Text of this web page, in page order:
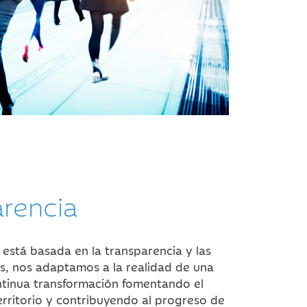
basada en la transparencia y las
nos adaptamos a la realidad de una
transformación fomentando el
y contribuyendo al progreso de